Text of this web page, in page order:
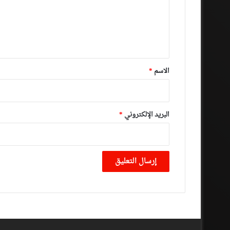
*
الاسم *
البريد الإلكتروني *